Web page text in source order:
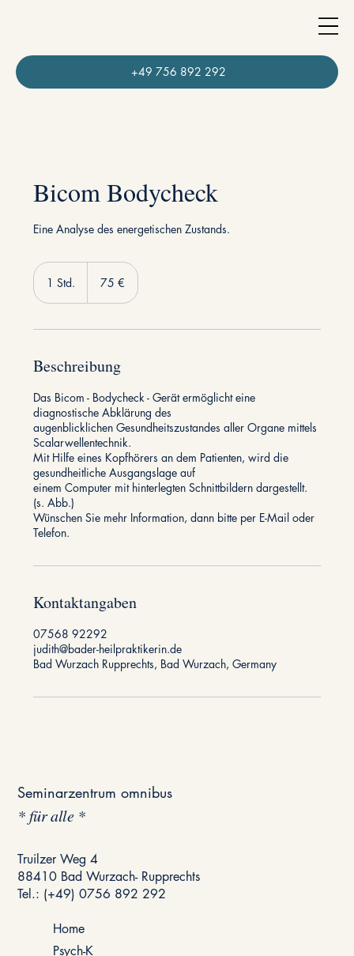
+49 756 892 292
Bicom Bodycheck
Eine Analyse des energetischen Zustands.
1 Std.
d
75 €
Beschreibung
Das Bicom - Bodycheck - Gerät ermöglicht eine
diagnostische Abklärung des
augenblicklichen Gesundheitszustandes aller Organe mittels
Scalarwellentechnik.
Mit Hilfe eines Kopfhörers an dem Patienten, wird die
gesundheitliche Ausgangslage auf
einem Computer mit hinterlegten Schnittbildern dargestellt.
(s. Abb.)
Wünschen Sie mehr Information, dann bitte per E-Mail oder
Telefon.
Kontaktangaben
07568 92292
judith@bader-heilpraktikerin.de
Bad Wurzach Rupprechts, Bad Wurzach, Germany
Seminarzentrum omnibus
* für alle *
Truilzer Weg 4
88410 Bad Wurzach- Rupprechts
Tel.: (+49) 0756 892 292
Home
Psych-K